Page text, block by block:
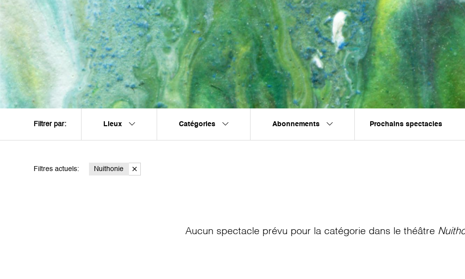
Filtrer par: Lieux Catégories Abonnements Prochains spectacles
Filtres actuels: Nuithonie
Aucun spectacle prévu pour la catégorie dans le théâtre